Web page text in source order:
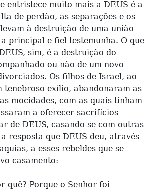
entristece muito mais a DEUS é a
de perdão, as separações e os
à destruição de uma união
principal e fiel testemunha. O que
sim, é a destruição do
ou não de um novo
Os filhos de Israel, ao
tenebroso exílio, abandonaram as
mocidades, com as quais tinham
a oferecer sacrifícios
de DEUS, casando-se com outras
resposta que DEUS deu, através
a esses rebeldes que se
casamento:
quê? Porque o Senhor foi